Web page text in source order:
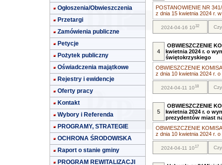
Ogłoszenia/Obwieszczenia
Przetargi
Zamówienia publiczne
Petycje
Pożytek publiczny
Oświadczenia majątkowe
Rejestry i ewidencje
Oferty pracy
Kontakt
Wybory i Referenda
PROGRAMY, STRATEGIE
OCHRONA ŚRODOWISKA
Raport o stanie gminy
PROGRAM REWITALIZACJI
POSTANOWIENIE NR
z dnia 15 kwietnia 2024 r.
2024-04-16 1032
4
OBWIESZCZENIE
kwietnia 2024 r. o
świętokrzyskiego
OBWIESZCZENIE
z dnia 10 kwietnia 2024 r.
2024-04-11 1018
5
OBWIESZCZENIE
kwietnia 2024 r. o
prezydentów miast
OBWIESZCZENIE
z dnia 10 kwietnia 2024 r.
2024-04-11 1017